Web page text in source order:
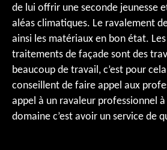
de lui offrir une seconde jeunesse
aléas climatiques. Le ravalement
ainsi les matériaux en bon état.
traitements de façade sont des
beaucoup de travail, c’est pour
conseillent de faire appel aux
appel à un ravaleur professionnel à
domaine c’est avoir un service de